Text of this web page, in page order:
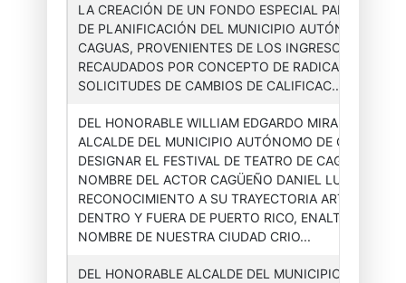
Asesor(a)
Ejecutiva
Órdenes
Ejecutivas
2024-
006
LA CREACIÓN DE UN FONDO ESPECIAL PARA LA
DE PLANIFICACIÓN DEL MUNICIPIO AUTÓNOMO DE
CAGUAS, PROVENIENTES DE LOS INGRESOS
RECAUDADOS POR CONCEPTO DE RADICACIONES DE
SOLICITUDES DE CAMBIOS DE CALIFICAC...
Asesor(a)
Ejecutiva
Órdenes
Ejecutivas
2024-
007
DEL HONORABLE WILLIAM EDGARDO MIRANDA
ALCALDE DEL MUNICIPIO AUTÓNOMO DE CAGUAS,
DESIGNAR EL FESTIVAL DE TEATRO DE CAGUAS CON
NOMBRE DEL ACTOR CAGÜEÑO DANIEL LUGO, EN
RECONOCIMIENTO A SU TRAYECTORIA ARTÍSTICA
DENTRO Y FUERA DE PUERTO RICO, ENALTECIENDO
NOMBRE DE NUESTRA CIUDAD CRIO...
DEL HONORABLE ALCALDE DEL MUNICIPIO